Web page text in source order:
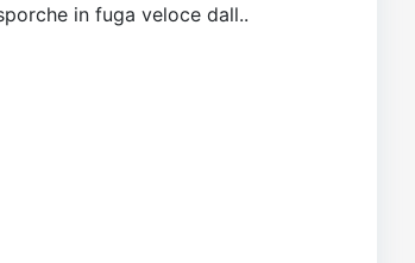
in fuga veloce dall..